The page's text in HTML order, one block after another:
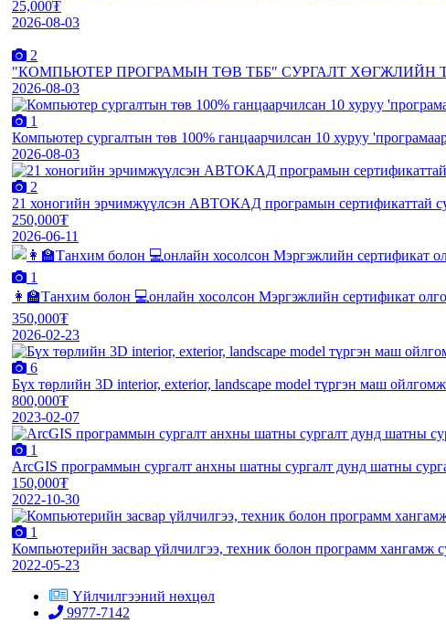
25,000₮
2026-08-03
2
"КОМПЬЮТЕР ПРОГРАМЫН ТӨВ ТББ" СУРГАЛТ ХӨГЖЛИЙН
2026-08-03
1
Компьютер сургалтын төв 100% ганцаарчилсан 10 хуруу
2026-08-03
2
21 хоногийн эрчимжүүлсэн АВТОКАД програмын сертификаттай
250,000₮
2026-06-11
1
👩‍🏫Танхим болон 💻онлайн хосолсон Мэргэжлийн
350,000₮
2026-02-23
6
Бүх төрлийн 3D interior, exterior, landscape model түргэн маш
800,000₮
2023-02-07
1
ArcGIS программын сургалт анхны шатны сургалт дунд шатны
150,000₮
2022-10-30
1
Компьютерийн засвар үйлчилгээ, техник болон программ хангамж
2022-05-23
Үйлчилгээний нөхцөл
9977-7142